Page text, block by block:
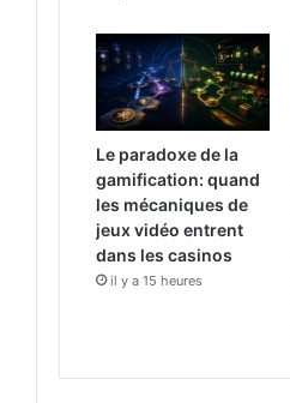
Le paradoxe de la
gamification: quand
les mécaniques de
jeux vidéo entrent
dans les casinos
il y a 15 heures